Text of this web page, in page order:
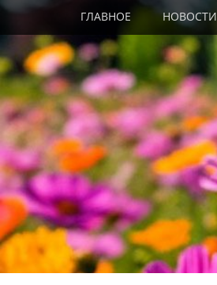
content
Primary Menu
ГЛАВНОЕ НОВОСТИ